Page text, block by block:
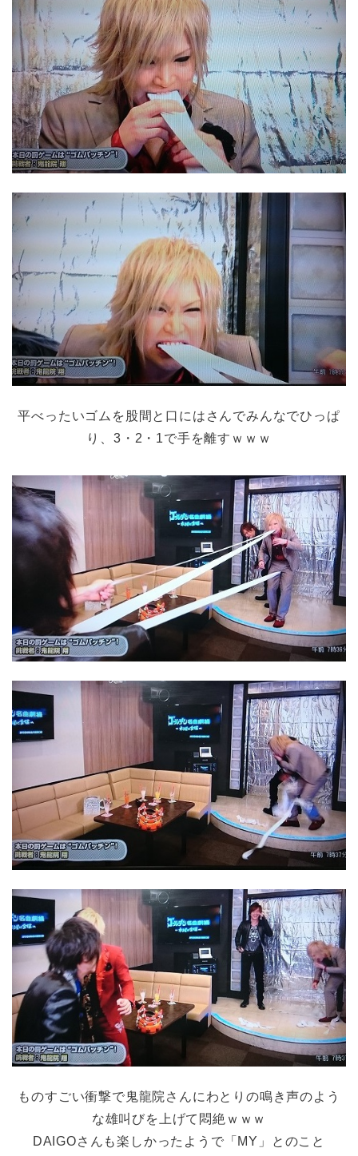
平べったいゴムを股間と口にはさんでみんなでひっぱ
り、3・2・1で手を離すｗｗｗ
ものすごい衝撃で鬼龍院さんにわとりの鳴き声のよう
な雄叫びを上げて悶絶ｗｗｗ
DAIGOさんも楽しかったようで「MY」とのこと